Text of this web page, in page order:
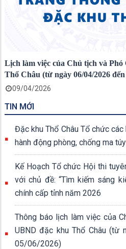
Lịch làm việc của Chủ tịch và
Thổ Châu (từ ngày 06/04/2026
09/04/2026
TIN MỚI
Đặc khu Thổ Châu Tổ chức
hành động phòng, chống ma
Kế Hoạch Tổ chức Hội thi
với chủ đề: “Tìm kiếm sáng
chính cấp tỉnh năm 2026
Thông báo lịch làm việc của Chủ tịch và các Phó Chủ tịch
UBND đặc khu Thổ Châu (từ ngày 01/06/2026 đến ngày
05/06/2026)